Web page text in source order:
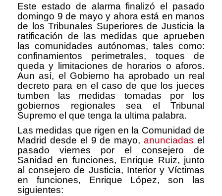
Este estado de alarma finalizó el pasado
domingo 9 de mayo y ahora está en manos
de los Tribunales Superiores de Justicia la
ratificación de las medidas que aprueben
las comunidades autónomas, tales como:
confinamientos perimetrales, toques de
queda y limitaciones de horarios o aforos.
Aun así, el Gobierno ha aprobado un real
decreto para en el caso de que los jueces
tumben las medidas tomadas por los
gobiernos regionales sea el Tribunal
Supremo el que tenga la ultima palabra.
Las medidas que rigen en la Comunidad de
Madrid desde el 9 de mayo,anunciadas el
pasado viernes por el consejero de
Sanidad en funciones, Enrique Ruiz, junto
al consejero de Justicia, Interior y Víctimas
en funciones, Enrique López, son las
siguientes: